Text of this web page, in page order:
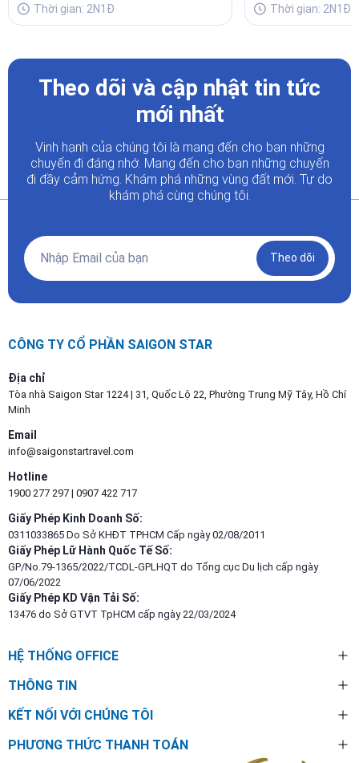
Thời gian: 2N1Đ Thời gian: 2N1Đ
Theo dõi và cập nhật tin tức
mới nhất
Vinh hạnh của chúng tôi là mang đến cho bạn những
chuyến đi đáng nhớ. Mang đến cho bạn những chuyến
đi đầy cảm hứng. Khám phá những vùng đất mới. Tự do
khám phá cùng chúng tôi.
Theo dõi
CÔNG TY CỔ PHẦN SAIGON STAR
Địa chỉ
Tòa nhà Saigon Star 1224 | 31, Quốc Lộ 22, Phường Trung Mỹ Tây, Hồ Chí
Minh
Email
info@saigonstartravel.com
Hotline
1900 277 297 | 0907 422 717
Giấy Phép Kinh Doanh Số:
0311033865 Do Sở KHĐT TPHCM Cấp ngày 02/08/2011
Giấy Phép Lữ Hành Quốc Tế Số:
GP/No.79-1365/2022/TCDL-GPLHQT do Tổng cục Du lịch cấp ngày
07/06/2022
Giấy Phép KD Vận Tải Số:
13476 do Sở GTVT TpHCM cấp ngày 22/03/2024
HỆ THỐNG OFFICE
THÔNG TIN
KẾT NỐI VỚI CHÚNG TÔI
PHƯƠNG THỨC THANH TOÁN